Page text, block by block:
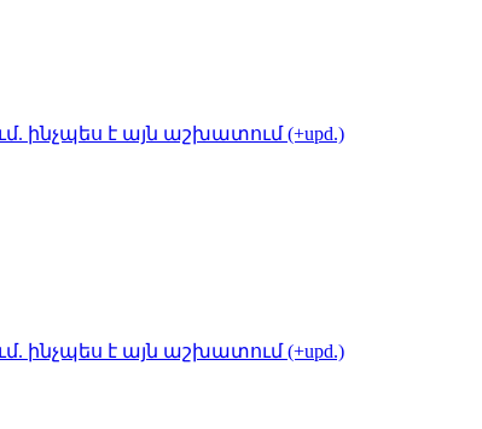
ինչպես է այն աշխատում (+upd.)
ինչպես է այն աշխատում (+upd.)